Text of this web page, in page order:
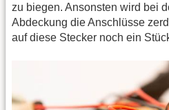
zu biegen. Ansonsten wird bei
Abdeckung die Anschlüsse
auf diese Stecker noch ein